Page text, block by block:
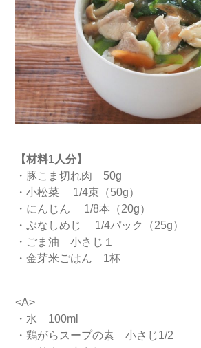
【材料1人分】
・豚こま切れ肉 50g
・小松菜 1/4束（50g）
・にんじん 1/8本（20g）
・ぶなしめじ 1/4パック（25g）
・ごま油 小さじ１
・金芽米ごはん 1杯
<A>
・水 100ml
・鶏がらスープの素 小さじ1/2